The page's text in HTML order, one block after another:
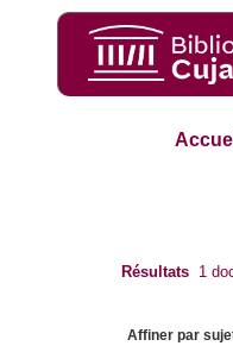
Résultats 1
Affiner par